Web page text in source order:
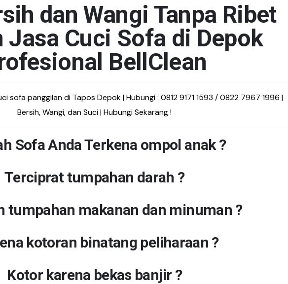
dan Wangi Tanpa Ribet
Jasa Cuci Sofa di Depok
BellClean
sofa panggilan di Tapos Depok | Hubungi : 0812 9171 1593 / 0822 7967 1996 |
Bersih, Wangi, dan Suci | Hubungi Sekarang !
Sofa Anda Terkena ompol anak ?
Terciprat tumpahan darah ?
tumpahan makanan dan minuman ?
kotoran binatang peliharaan ?
Kotor karena bekas banjir ?